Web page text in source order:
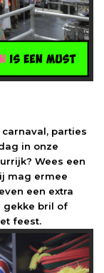
parties
in onze
Wees een
mag ermee
een extra
gekke bril of
feest.